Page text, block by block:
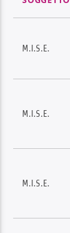
M.I.S.E.
M.I.S.E.
M.I.S.E.